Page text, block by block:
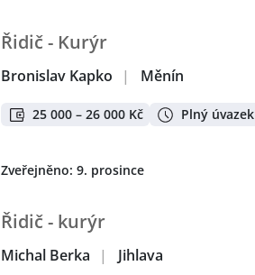
Řidič - Kurýr
Bronislav Kapko | Měnín
25 000 – 26 000 Kč Plný úvazek
Zveřejněno: 9. prosince
Řidič - kurýr
Michal Berka | Jihlava